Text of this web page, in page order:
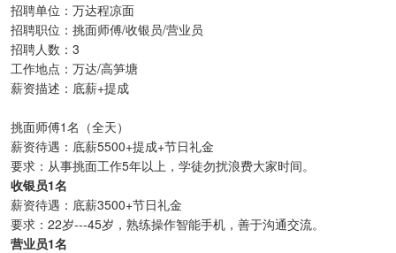
招聘单位：万达程凉面
招聘职位：挑面师傅/收银员/营业员
招聘人数：3
工作地点：万达/高笋塘
薪资描述：底薪+提成
挑面师傅1名（全天）
薪资待遇：底薪5500+提成+节日礼金
要求：从事挑面工作5年以上，学徒勿扰浪费大家时间。
收银员1名
薪资待遇：底薪3500+节日礼金
要求：22岁---45岁，熟练操作智能手机，善于沟通交流。
营业员1名